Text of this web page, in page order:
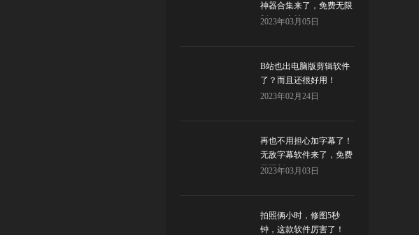
神器合集来了，免费无限
制！（支持WIN+MAC）
2023年03月05日
B站也出电脑版剪辑软件
了？而且还很好用！
2023年02月24日
再也不用担心加字幕了！
无敌字幕软件来了，免费
无限制！
2023年03月03日
拍照俩小时，修图5秒
钟，这款软件厉害了！